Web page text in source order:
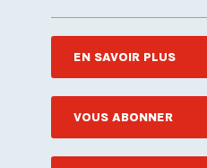
EN SAVOIR PLUS
VOUS ABONNER